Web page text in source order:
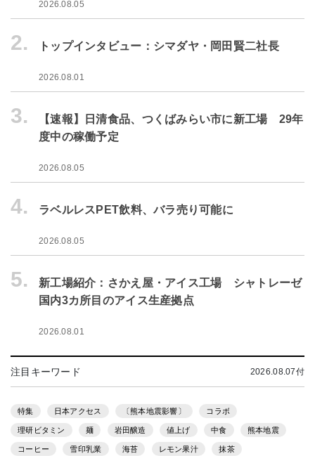
2026.08.05
2. トップインタビュー：シマダヤ・岡田賢二社長
2026.08.01
3.
【速報】日清食品、つくばみらい市に新工場 29年
度中の稼働予定
2026.08.05
4. ラベルレスPET飲料、バラ売り可能に
2026.08.05
5.
新工場紹介：さかえ屋・アイス工場 シャトレーゼ
国内3カ所目のアイス生産拠点
2026.08.01
注目キーワード 2026.08.07付
特集 日本アクセス 〔熊本地震影響〕 コラボ
理研ビタミン 麺 岩田醸造 値上げ 中食 熊本地震
コーヒー 雪印乳業 海苔 レモン果汁 抹茶